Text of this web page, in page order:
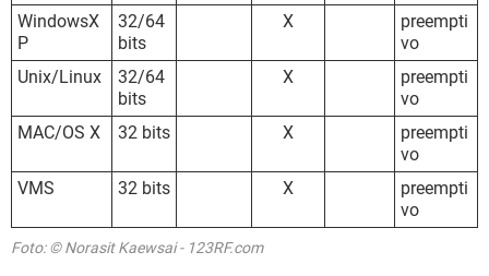
WindowsX
P
32/64
bits
X
preempti
vo
Unix/Linux
32/64
bits
X
preempti
vo
MAC/OS X
32 bits X
preempti
vo
VMS
32 bits X
preempti
vo
Foto: © Norasit Kaewsai - 123RF.com